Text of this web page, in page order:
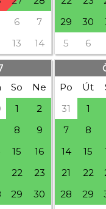
6
7
13 14
29
30
5
6
So
Ne
1
2
8
9
15
16
22
23
29
30
Po
Út
31
1
7
8
14
15
21
22
28
29